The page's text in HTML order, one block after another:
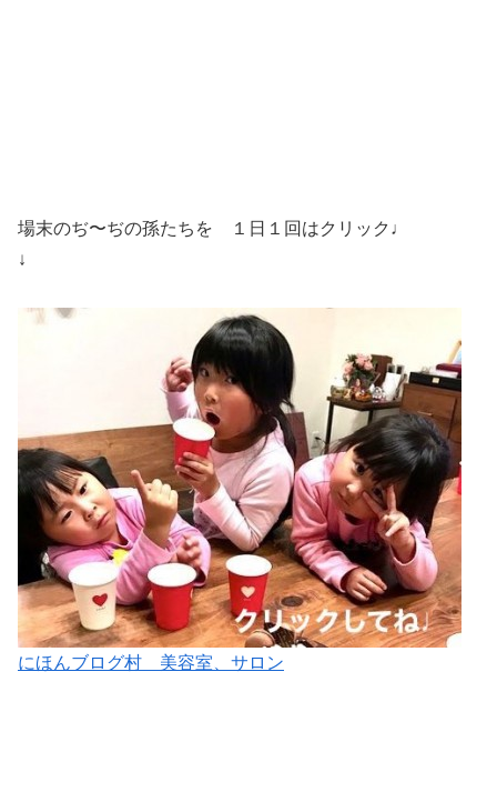
場末のぢ〜ぢの孫たちを １日１回はクリック♩
↓
にほんブログ村 美容室、サロン